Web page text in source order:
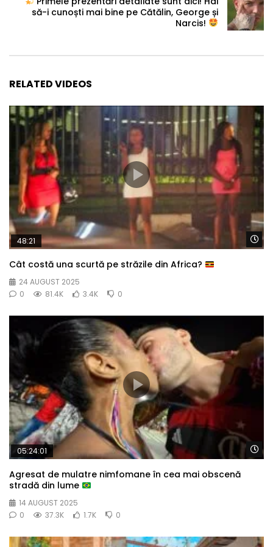
să-i cunoști mai bine pe Cătălin, George și
Narcis!
RELATED VIDEOS
48:21
Cât costă una scurtă pe străzile din Africa?
24 AUGUST 2025
0
81.4K 3.4K 0
05:24:01
Agresat de mulatre nimfomane în cea mai obscenă
stradă din lume
14 AUGUST 2025
0
37.3K 1.7K 0